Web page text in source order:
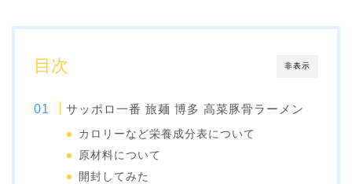
非表示
目次
サッポロ一番 旅麺 博多 高菜豚骨ラーメン
カロリーなど栄養成分表について
原材料について
開封してみた